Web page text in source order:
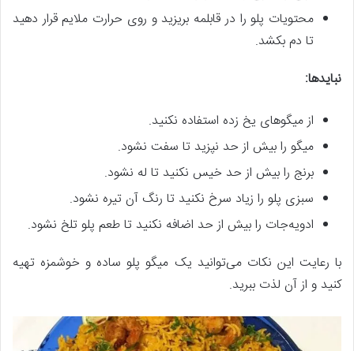
محتویات پلو را در قابلمه بریزید و روی حرارت ملایم قرار دهید
تا دم بکشد.
نبایدها:
از میگوهای یخ زده استفاده نکنید.
میگو را بیش از حد نپزید تا سفت نشود.
برنج را بیش از حد خیس نکنید تا له نشود.
سبزی پلو را زیاد سرخ نکنید تا رنگ آن تیره نشود.
ادویه‌جات را بیش از حد اضافه نکنید تا طعم پلو تلخ نشود.
با رعایت این نکات می‌توانید یک میگو پلو ساده و خوشمزه تهیه
کنید و از آن لذت ببرید.